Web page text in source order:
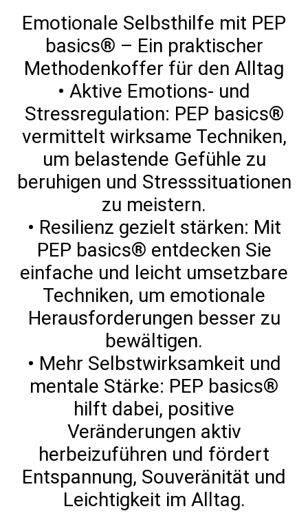
Emotionale Selbsthilfe mit PEP
basics® – Ein praktischer
Methodenkoffer für den Alltag
• Aktive Emotions- und
Stressregulation: PEP basics®
vermittelt wirksame Techniken,
um belastende Gefühle zu
beruhigen und Stresssituationen
zu meistern.
• Resilienz gezielt stärken: Mit
PEP basics® entdecken Sie
einfache und leicht umsetzbare
Techniken, um emotionale
Herausforderungen besser zu
bewältigen.
• Mehr Selbstwirksamkeit und
mentale Stärke: PEP basics®
hilft dabei, positive
Veränderungen aktiv
herbeizuführen und fördert
Entspannung, Souveränität und
Leichtigkeit im Alltag.